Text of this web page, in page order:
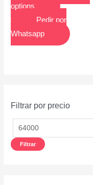
options
Pedir por
Whatsapp
Filtrar por precio
Filtrar